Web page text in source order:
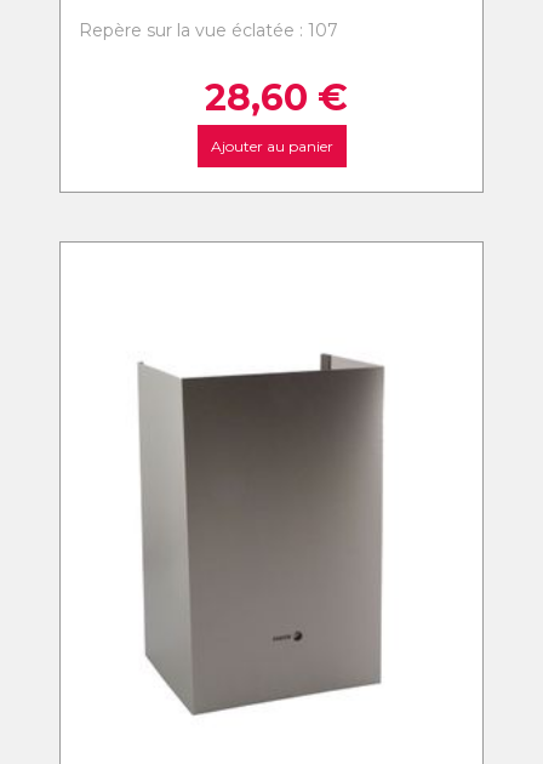
Repère sur la vue éclatée : 107
28,60 €
Ajouter au panier